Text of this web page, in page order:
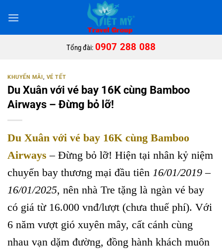
qua
Tổng đài: 0907 288 088
KHUYẾN MÃI, VÉ TẾT
Du Xuân với vé bay 16K cùng Bamboo
Airways – Đừng bỏ lỡ!
Du Xuân với vé bay 16K cùng Bamboo
Airways – Đừng bỏ lỡ! Hiện tại nhân kỷ niệm
chuyến bay thương mại đầu tiên 16/01/2019 –
16/01/2025, nên nhà Tre tặng là ngàn vé bay
có giá từ 16.000 vnđ/lượt (chưa thuế phí). Với
6 năm vượt gió xuyên mây, cất cánh cùng
nhau vạn dặm đường, đồng hành khách muôn